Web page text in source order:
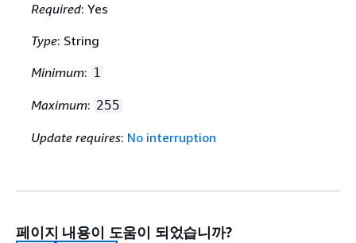
Required: Yes
Type: String
Minimum: 1
Maximum: 255
Update requires: No interruption
페이지 내용이 도움이 되었습니까?